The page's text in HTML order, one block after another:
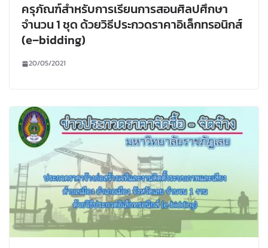
ครุภัณฑ์สำหรับการเรียนการสอนศิลปศึกษา
จำนวน 1 ชุด ด้วยวิธีประกวดราคาอิเล็กทรอนิกส์
(e–bidding)
20/05/2021